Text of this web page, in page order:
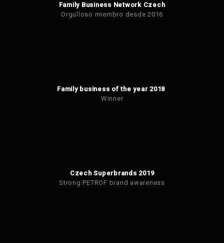
Family Business Network Czech
Orgulloso miembro desde 2016
Family business of the year 2018
Winner
Czech Superbrands 2019
Strong PETROF brand awareness